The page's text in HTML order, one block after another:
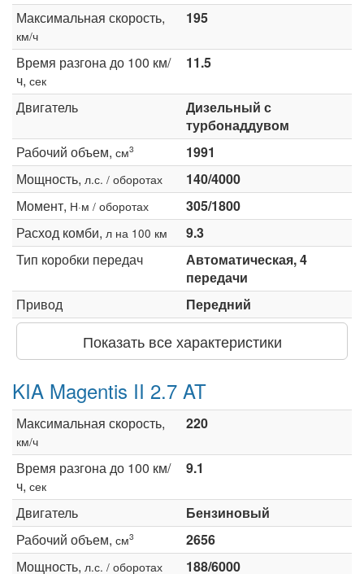
Максимальная скорость,
км/ч
195
Время разгона до 100 км/
ч, сек
11.5
Двигатель
Дизельный с
турбонаддувом
Рабочий объем, см3
1991
Мощность, л.с. / оборотах
140/4000
Момент, Н·м / оборотах
305/1800
Расход комби, л на 100 км
9.3
Тип коробки передач
Автоматическая, 4
передачи
Привод
Передний
Показать все характеристики
KIA Magentis II 2.7 AT
Максимальная скорость,
км/ч
220
Время разгона до 100 км/
ч, сек
9.1
Двигатель
Бензиновый
Рабочий объем, см3
2656
Мощность, л.с. / оборотах 188/6000